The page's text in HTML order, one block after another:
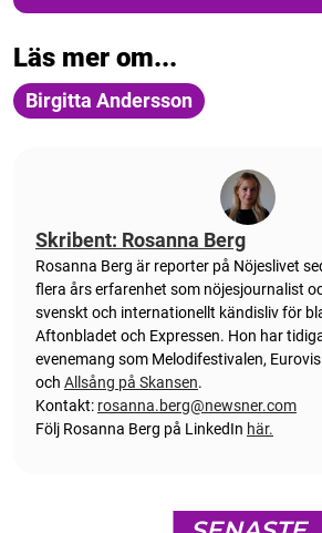
Läs mer om...
Birgitta Andersson
Skribent: Rosanna Berg
Rosanna Berg är reporter på Nöjeslivet
flera års erfarenhet som nöjesjournalist
svenskt och internationellt kändisliv för
Aftonbladet och Expressen. Hon har
evenemang som Melodifestivalen,
och Allsång på Skansen.
Kontakt: rosanna.berg@newsner.com
Följ Rosanna Berg på LinkedIn här.